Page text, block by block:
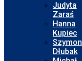
Judyta
Zaraś
Hanna
Kupiec
Szymon
Dłubak